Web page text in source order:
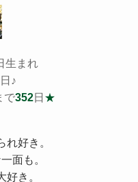
生まれ
日♪
で352日 ★
好き。
面も。
好き。